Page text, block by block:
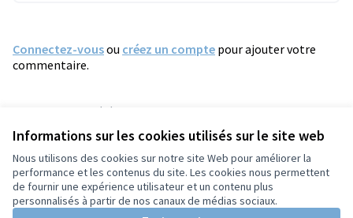
Informations sur les cookies utilisés sur le site web
Nous utilisons des cookies sur notre site Web pour améliorer la
performance et les contenus du site. Les cookies nous permettent
de fournir une expérience utilisateur et un contenu plus
personnalisés à partir de nos canaux de médias sociaux.
Connectez-vousou créez un compte pour ajouter votre
commentaire.
Référence : tours-PROP-2022-05-592
Vérifiez l'empreinte numérique
Conditions d'utilisation
Paramètres des cookies